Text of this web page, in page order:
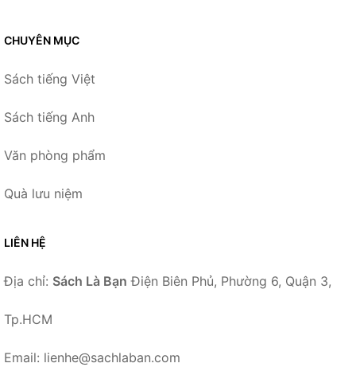
CHUYÊN MỤC
Sách tiếng Việt
Sách tiếng Anh
Văn phòng phẩm
Quà lưu niệm
LIÊN HỆ
Địa chỉ: Sách Là Bạn Điện Biên Phủ, Phường 6, Quận 3,
Tp.HCM
Email: lienhe@sachlaban.com